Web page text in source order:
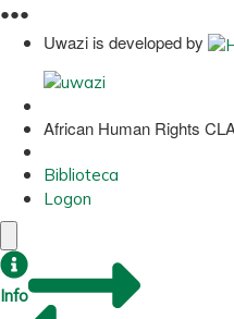
●●●
Uwazi is developed by
African Human Rights
Biblioteca
Logon
Info